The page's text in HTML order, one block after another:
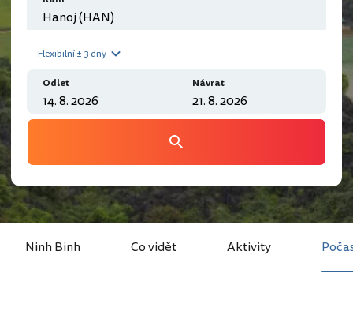
Flexibilní ± 3 dny
Odlet Návrat
Ninh Binh Co vidět Aktivity